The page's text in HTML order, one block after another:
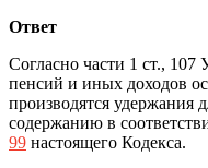
Ответ
Согласно части 1 ст.,
пенсий и иных доходов
производятся удержания
содержанию в
99 настоящего Кодекса.